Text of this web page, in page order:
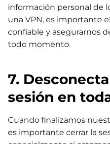
información personal de
una VPN, es importante
confiable y asegurarnos
todo momento.
7.
sesión en
Cuando finalizamos
es importante cerrar la